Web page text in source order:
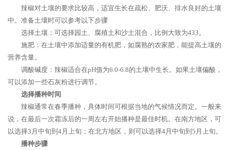
辣椒对土壤的要求比较高，适宜生长在疏松、肥沃、排水良好的土壤
中。准备土壤时可以参考以下步骤
选择土壤：可选择园土、腐殖土和沙土混合，比例大致为433。
施肥：在土壤中添加适量的有机肥，如腐熟的农家肥，能提高土壤的
营养含量。
调酸碱度：辣椒适合在pH值为6.0-6.8的土壤中生长。如果土壤偏酸，
可以添加一些石灰粉进行调节。
选择播种时间
辣椒通常在春季播种，具体时间可根据当地的气候情况而定。一般来
说，在最后一次霜冻后的一周左右开始播种是最佳时机。在南方地区，可
以选择3月中旬到4月上旬；在北方地区，则可以选择4月中旬到5月上旬。
播种步骤